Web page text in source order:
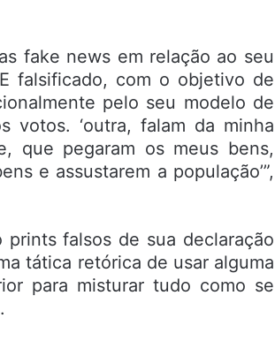
fake news em relação ao seu
falsificado, com o objetivo de
pelo seu modelo de
votos. ‘outra, falam da minha
que pegaram os meus bens,
e assustarem a população’”,
falsos de sua declaração
tática retórica de usar alguma
para misturar tudo como se